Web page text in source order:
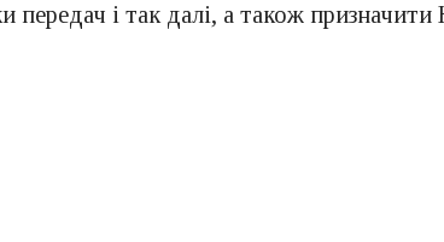
передач і так далі, а також